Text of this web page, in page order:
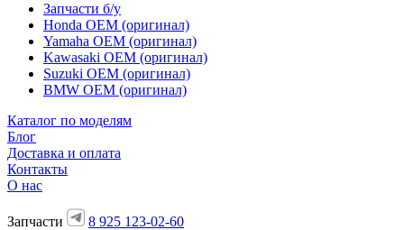
Запчасти б/у
Honda OEM (оригинал)
Yamaha OEM (оригинал)
Kawasaki OEM (оригинал)
Suzuki OEM (оригинал)
BMW OEM (оригинал)
Каталог по моделям
Блог
Доставка и оплата
Контакты
О нас
Запчасти 8 925 123-02-60